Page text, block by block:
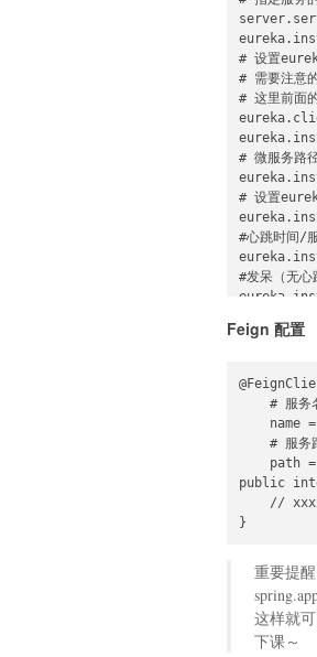
# 设置
# 需要注意
# 这里前面
# 微服务路
# 设置
#心跳时间/
#发呆（无
Feign 配置
# 服
name
# 服务
path
public
//
}
重要提
这样就
下课～